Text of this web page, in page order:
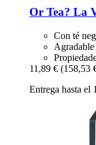
Or Tea? La
Con té
Agradable
11,89 € (158,53
Entrega hasta el